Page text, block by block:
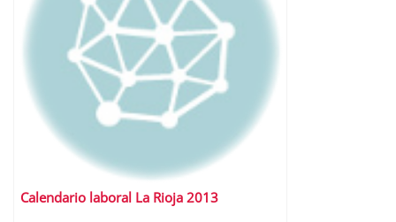
Calendario laboral La Rioja 2013